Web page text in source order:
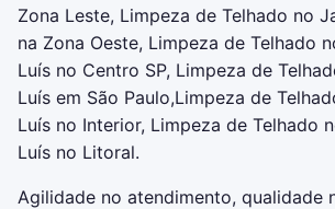
Zona Leste, Limpeza de Telhado no
na Zona Oeste, Limpeza de Telhado
Luís no Centro SP, Limpeza de
Luís em São Paulo,Limpeza de
Luís no Interior, Limpeza de Telhado
Luís no Litoral.
Agilidade no atendimento, qualidade